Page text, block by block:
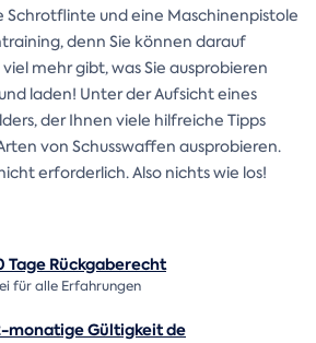
Schrotflinte und eine Maschinenpistole
denn Sie können darauf
mehr gibt, was Sie ausprobieren
laden! Unter der Aufsicht eines
der Ihnen viele hilfreiche Tipps
von Schusswaffen ausprobieren.
erforderlich. Also nichts wie los!
Tage Rückgaberecht
für alle Erfahrungen
monatige Gültigkeit de